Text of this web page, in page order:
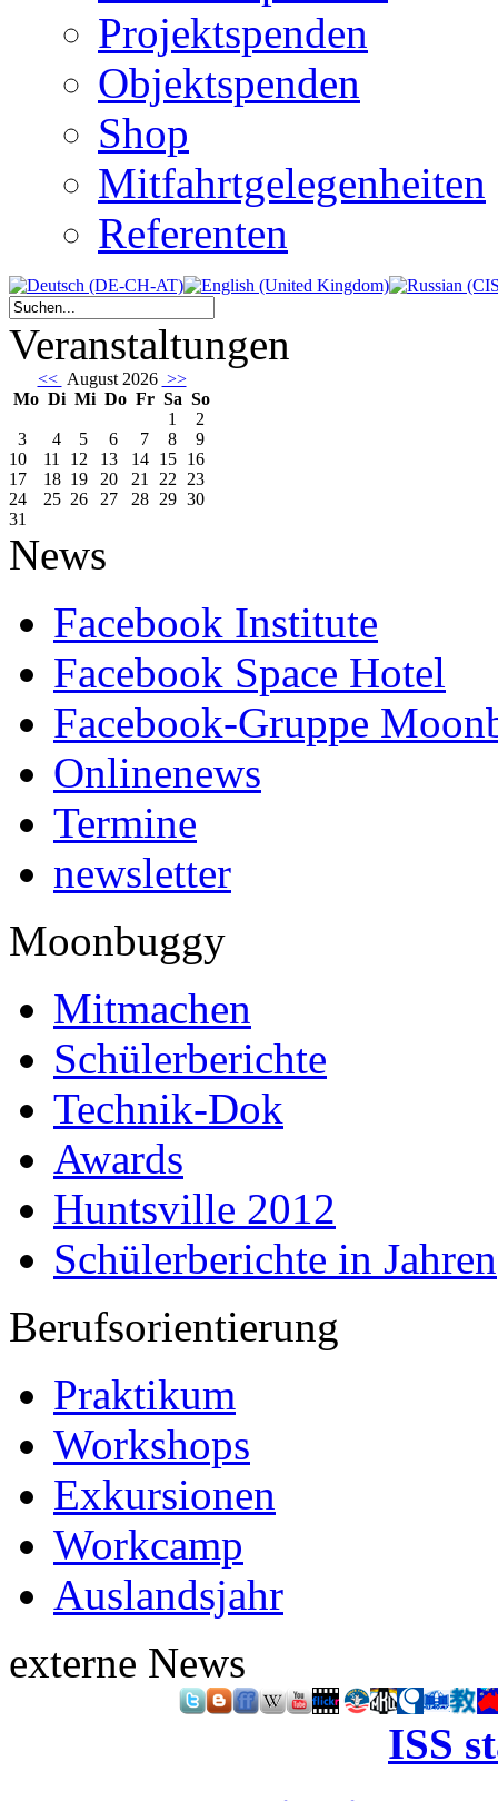
Projektspenden
Objektspenden
Shop
Mitfahrtgelegenheiten
Referenten
Veranstaltungen
<< August 2026 >>
Mo Di Mi Do Fr Sa So
1
2
3
4 5 6 7 8
9
10
11 12 13 14 15 16
17
18 19 20 21 22 23
24
25 26 27 28 29 30
31
News
Facebook Institute
Facebook Space Hotel
Facebook-Gruppe
Onlinenews
Termine
newsletter
Moonbuggy
Mitmachen
Schülerberichte
Technik-Dok
Awards
Huntsville 2012
Schülerberichte in Jahren
Berufsorientierung
Praktikum
Workshops
Exkursionen
Workcamp
Auslandsjahr
externe News
ISS